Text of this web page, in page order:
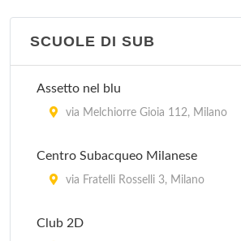
Club della Vela Mare Aperto
SCUOLE DI SUB
Assetto nel blu
via Melchiorre Gioia 112, Milano
Centro Subacqueo Milanese
via Fratelli Rosselli 3, Milano
Club 2D